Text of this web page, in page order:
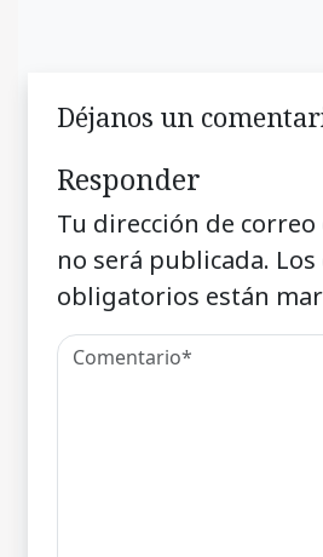
Déjanos un
Responder
Tu dirección de
no será publicada.
obligatorios están